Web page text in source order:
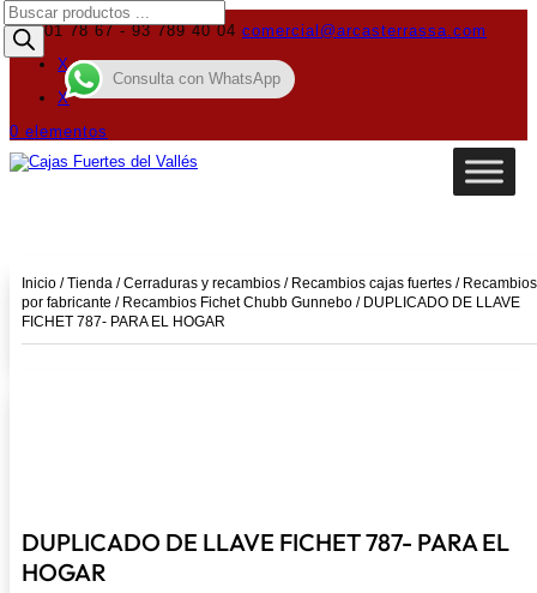
619 01 78 67 - 93 789 40 04 comercial@arcasterrassa.com
X
X
0 elementos
Búsqueda
de
productos
Inicio /Tienda /Cerraduras y recambios / Recambios cajas fuertes / Recambios
por fabricante / Recambios Fichet Chubb Gunnebo / DUPLICADO DE LLAVE
FICHET 787- PARA EL HOGAR
DUPLICADO DE LLAVE FICHET 787- PARA EL
HOGAR
Consulta con WhatsApp